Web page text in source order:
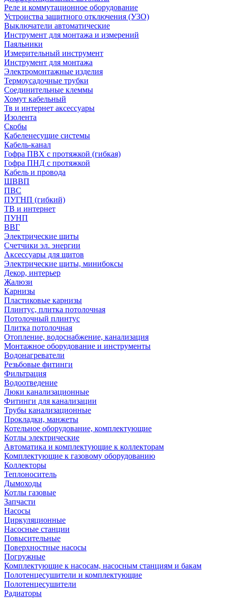
Реле и коммутационное оборудование
Устроиства защитного отключения (УЗО)
Выключатели автоматические
Инструмент для монтажа и измерений
Паяльники
Измерительный инструмент
Инструмент для монтажа
Электромонтажные изделия
Термоусадочные трубки
Соединительные клеммы
Хомут кабельный
Тв и интернет аксессуары
Изолента
Скобы
Кабеленесущие системы
Кабель-канал
Гофра ПВХ с протяжкой (гибкая)
Гофра ПНД с протяжкой
Кабель и провода
ШВВП
ПВС
ПУГНП (гибкий)
ТВ и интернет
ПУНП
ВВГ
Электрические щиты
Счетчики эл. энергии
Аксессуары для щитов
Электрические щиты, минибоксы
Декор, интерьер
Жалюзи
Карнизы
Пластиковые карнизы
Плинтус, плитка потолочная
Потолочный плинтус
Плитка потолочная
Отопление, водоснабжение, канализация
Монтажное оборудование и инструменты
Водонагреватели
Резьбовые фитинги
Фильтрация
Водоотведение
Люки канализационные
Фитинги для канализации
Трубы канализационные
Прокладки, манжеты
Котельное оборудование, комплектующие
Котлы электрические
Автоматика и комплектующие к коллекторам
Комплектующие к газовому оборудованию
Коллекторы
Теплоноситель
Дымоходы
Котлы газовые
Запчасти
Насосы
Циркуляционные
Насосные станции
Повысительные
Поверхностные насосы
Погружные
Комплектующие к насосам, насосным станциям и бакам
Полотенцесушители и комплектующие
Полотенцесушители
Радиаторы